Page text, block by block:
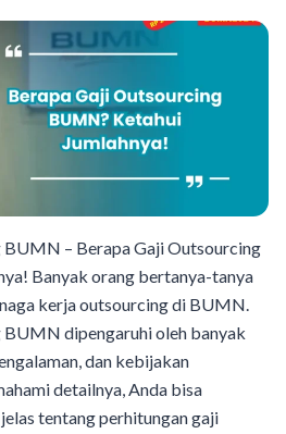
– Berapa Gaji Outsourcing
Banyak orang bertanya-tanya
kerja outsourcing di BUMN.
dipengaruhi oleh banyak
dan kebijakan
detailnya, Anda bisa
tentang perhitungan gaji